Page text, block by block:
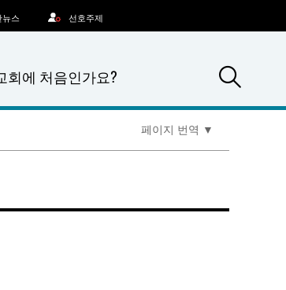
회에 처음인가요?
뉴스 선호주제
페이지 번역 ▼